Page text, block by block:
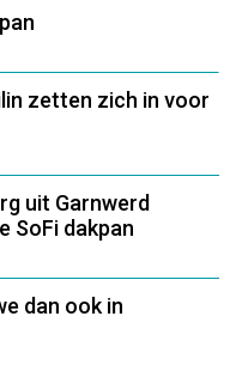
zetten zich in voor
uit Garnwerd
SoFi dakpan
dan ook in